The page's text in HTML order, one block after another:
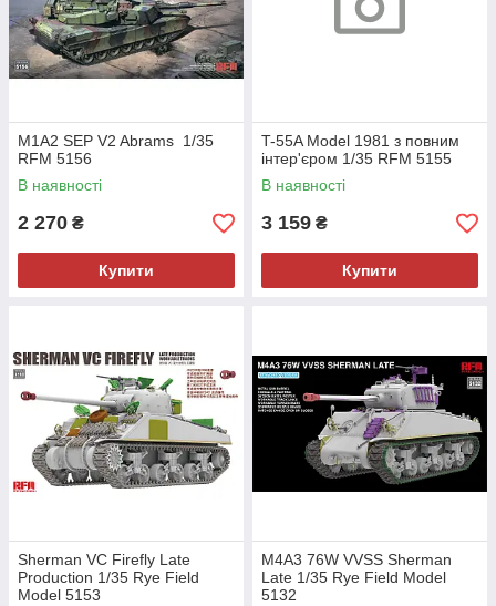
M1A2 SEP V2 Abrams 1/35
RFM 5156
В наявності
2 270 ₴
Купити
T-55A Model 1981 з повним
інтер'єром 1/35 RFM 5155
В наявності
3 159 ₴
Купити
Sherman VC Firefly Late
Production 1/35 Rye Field
Model 5153
M4A3 76W VVSS Sherman
Late 1/35 Rye Field Model
5132